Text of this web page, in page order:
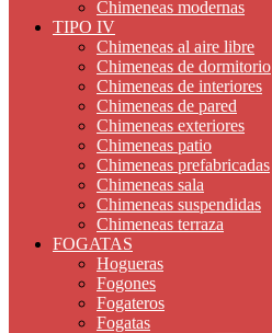
Chimeneas modernas
TIPO IV
Chimeneas al aire libre
Chimeneas de dormitorio
Chimeneas de interiores
Chimeneas de pared
Chimeneas exteriores
Chimeneas patio
Chimeneas prefabricadas
Chimeneas sala
Chimeneas suspendidas
Chimeneas terraza
FOGATAS
Hogueras
Fogones
Fogateros
Fogatas